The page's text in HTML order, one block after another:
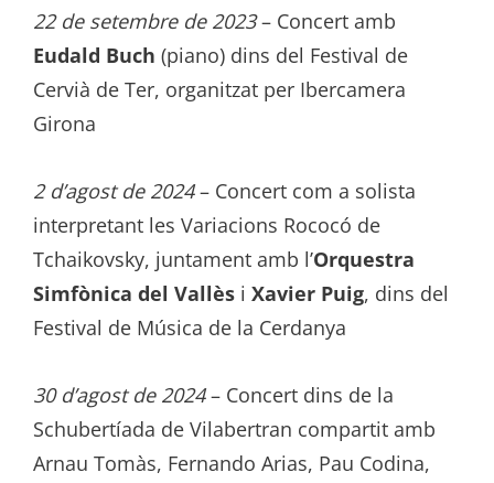
22 de setembre de 2023– Concert amb
Eudald Buch (piano) dins del Festival de
Cervià de Ter, organitzat per Ibercamera
Girona
2 d’agost de 2024– Concert com a solista
interpretant les Variacions Rococó de
Tchaikovsky, juntament amb l’Orquestra
Simfònica del Vallès i Xavier Puig, dins del
Festival de Música de la Cerdanya
30 d’agost de 2024– Concert dins de la
Schubertíada de Vilabertran compartit amb
Arnau Tomàs, Fernando Arias, Pau Codina,